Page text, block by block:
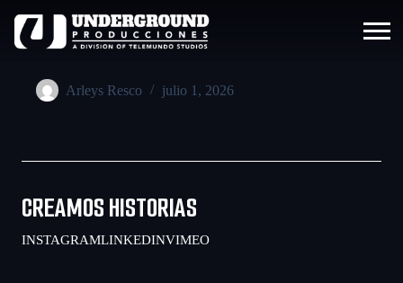
Arleys Resco julio 1, 2026
CREAMOS HISTORIAS
INSTAGRAMLINKEDINVIMEO